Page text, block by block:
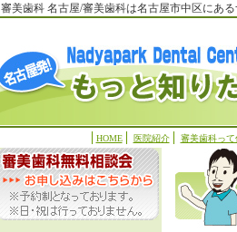
審美歯科 名古屋/審美歯科は名古屋市中区にあ
HOME 医院紹介 審美歯科って